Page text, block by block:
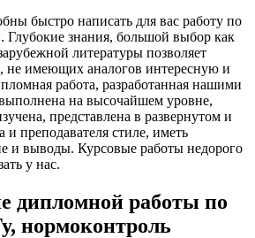
быстро написать для вас работу по
Глубокие знания, большой выбор как
литературы позволяет
не имеющих аналогов интересную и
работа, разработанная нашими
на высочайшем уровне,
представлена в развернутом и
и преподавателя стиле, иметь
и выводы. Курсовые работы недорого
у нас.
дипломной работы по
нормоконтроль